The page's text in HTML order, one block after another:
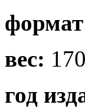
вес:
год